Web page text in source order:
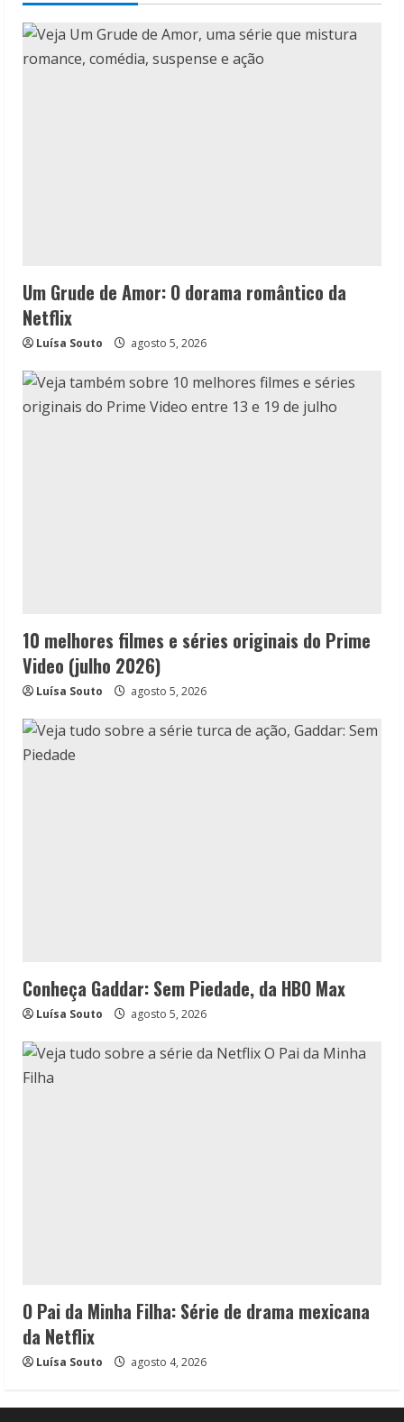
Um Grude de Amor: O dorama romântico da
Netflix
Luísa Souto agosto 5, 2026
10 melhores filmes e séries originais do Prime
Video (julho 2026)
Luísa Souto agosto 5, 2026
Conheça Gaddar: Sem Piedade, da HBO Max
Luísa Souto agosto 5, 2026
O Pai da Minha Filha: Série de drama mexicana
da Netflix
Luísa Souto agosto 4, 2026